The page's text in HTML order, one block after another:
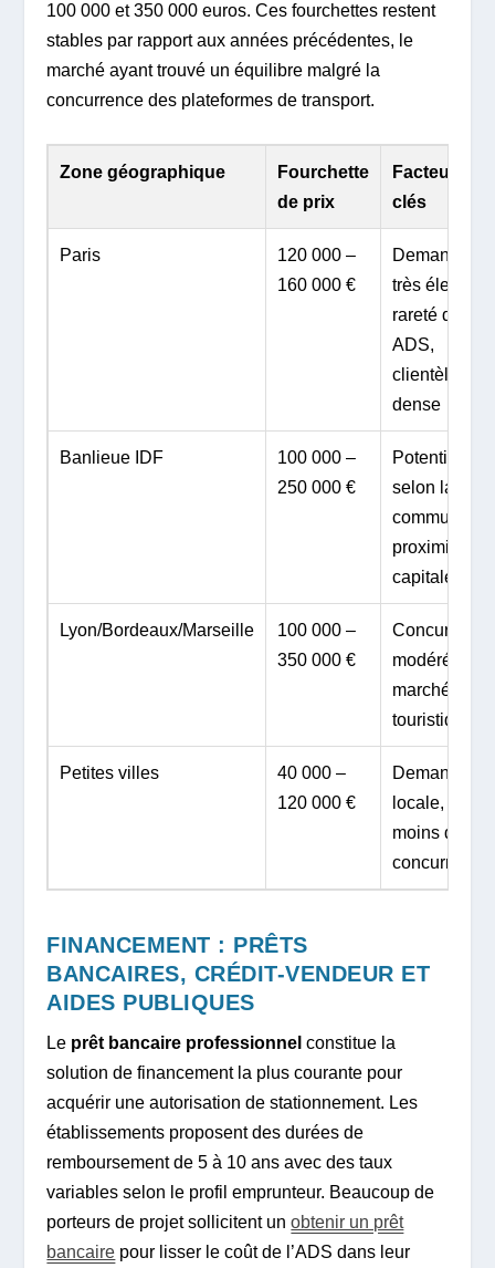
100 000 et 350 000 euros. Ces fourchettes restent
stables par rapport aux années précédentes, le
marché ayant trouvé un équilibre malgré la
concurrence des plateformes de transport.
Zone géographique
Fourchette
de prix
Facteurs
clés
Paris
120 000 –
160 000 €
Demande
très élevée,
rareté des
ADS,
clientèle
dense
Banlieue IDF
100 000 –
250 000 €
Potentiel
selon la
commune,
proximité
capitale
Lyon/Bordeaux/Marseille
100 000 –
350 000 €
Concurrence
modérée,
marché
touristique
Petites villes
40 000 –
120 000 €
Demande
locale,
moins de
concurrence
FINANCEMENT : PRÊTS
BANCAIRES, CRÉDIT-VENDEUR ET
AIDES PUBLIQUES
Le prêt bancaire professionnel constitue la
solution de financement la plus courante pour
acquérir une autorisation de stationnement. Les
établissements proposent des durées de
remboursement de 5 à 10 ans avec des taux
variables selon le profil emprunteur. Beaucoup de
porteurs de projet sollicitent unobtenir un prêt
bancaire pour lisser le coût de l’ADS dans leur